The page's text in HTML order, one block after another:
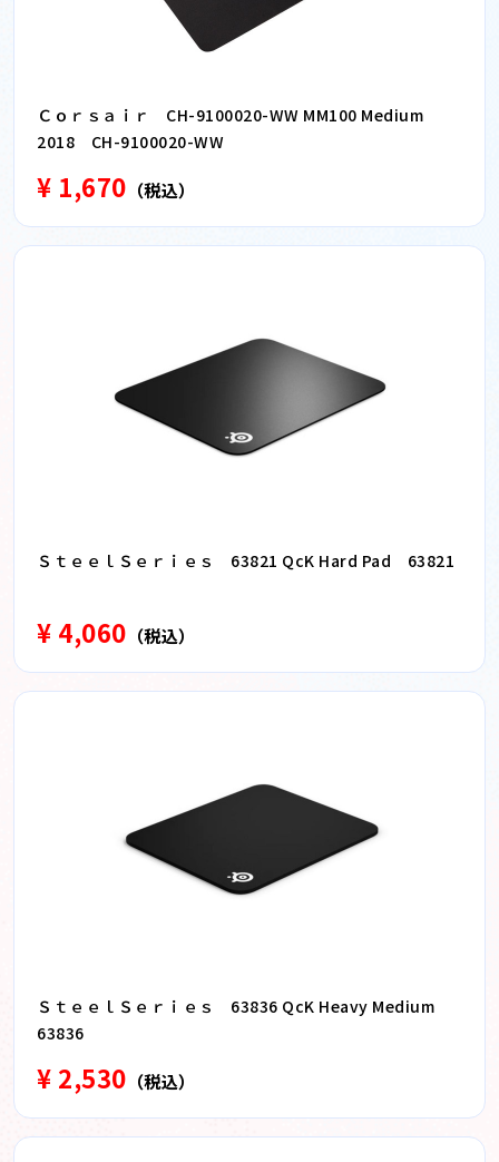
Ｃｏｒｓａｉｒ CH-9100020-WW MM100 Medium
2018 CH-9100020-WW
¥ 1,670 （税込）
ＳｔｅｅｌＳｅｒｉｅｓ 63821 QcK Hard Pad 63821
¥ 4,060 （税込）
ＳｔｅｅｌＳｅｒｉｅｓ 63836 QcK Heavy Medium
63836
¥ 2,530 （税込）